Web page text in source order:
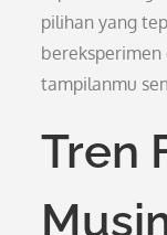
pilihan yang
tampilanmu
Tren